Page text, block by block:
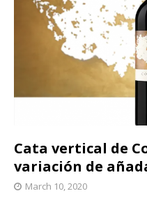
Cata vertical de
variación de
March 10, 2020